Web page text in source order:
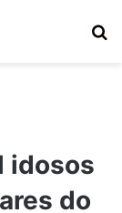
idosos
do